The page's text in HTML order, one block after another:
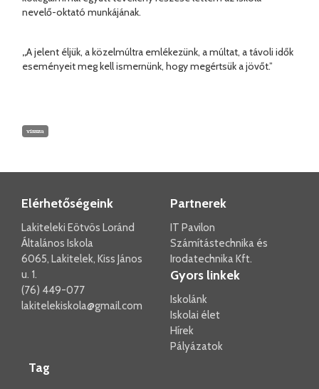
nevelő-oktató munkájának.
„A jelent éljük, a közelmúltra emlékezünk, a múltat, a távoli idők
eseményeit meg kell ismernünk, hogy megértsük a jövőt.”
vissza
Elérhetőségeink
Lakiteleki Eötvös Loránd
Általános Iskola
6065, Lakitelek, Kiss János
u. 1.
(76) 449-077
lakitelekiskola@gmail.com
Partnerek
IT Pavilon
Számítástechnika és
Irodatechnika Kft.
Gyors linkek
Iskolánk
Iskolai élet
Hírek
Pályázatok
Tag